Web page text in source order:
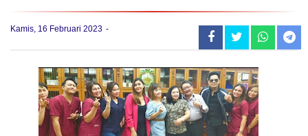
Kamis, 16 Februari 2023